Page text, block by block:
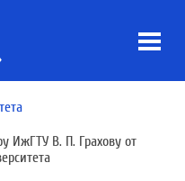
ИжГТУ В. П. Грахову от